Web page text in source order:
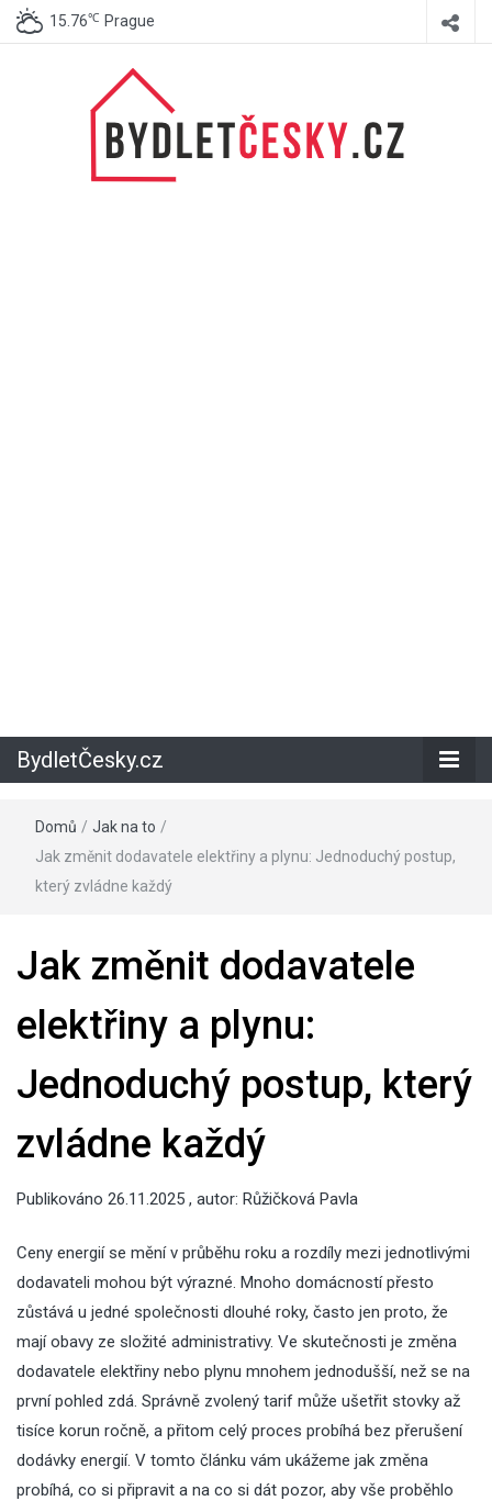
15.76℃ Prague
BydletČesky.cz
Domů / Jak na to /
Jak změnit dodavatele elektřiny a plynu: Jednoduchý postup,
který zvládne každý
Jak změnit dodavatele
elektřiny a plynu:
Jednoduchý postup, který
zvládne každý
Publikováno 26.11.2025 , autor: Růžičková Pavla
Ceny energií se mění v průběhu roku a rozdíly mezi jednotlivými
dodavateli mohou být výrazné. Mnoho domácností přesto
zůstává u jedné společnosti dlouhé roky, často jen proto, že
mají obavy ze složité administrativy. Ve skutečnosti je změna
dodavatele elektřiny nebo plynu mnohem jednodušší, než se na
první pohled zdá. Správně zvolený tarif může ušetřit stovky až
tisíce korun ročně, a přitom celý proces probíhá bez přerušení
dodávky energií. V tomto článku vám ukážeme jak změna
probíhá, co si připravit a na co si dát pozor, aby vše proběhlo